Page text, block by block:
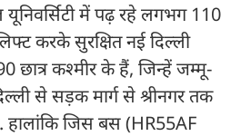
यूनिवर्सिटी में पढ़ रहे लगभग 110
करके सुरक्षित नई दिल्ली
छात्र कश्मीर के हैं, जिन्हें जम्मू-
से सड़क मार्ग से श्रीनगर तक
हालांकि जिस बस (HR55AF